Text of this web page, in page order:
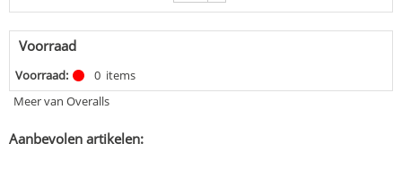
Voorraad
Voorraad: 0 items
Meer van Overalls
Aanbevolen artikelen: